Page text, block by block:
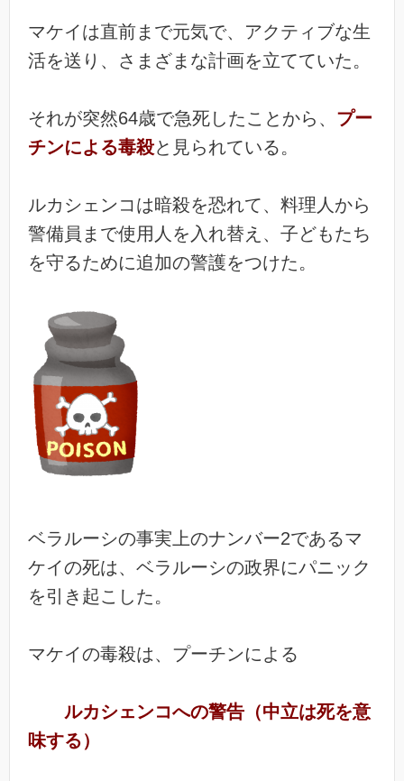
マケイは直前まで元気で、アクティブな生
活を送り、さまざまな計画を立てていた。
それが突然64歳で急死したことから、 プー
チンによる毒殺と見られている。
ルカシェンコは暗殺を恐れて、料理人から
警備員まで使用人を入れ替え、子どもたち
を守るために追加の警護をつけた。
ベラルーシの事実上のナンバー2であるマ
ケイの死は、ベラルーシの政界にパニック
を引き起こした。
マケイの毒殺は、プーチンによる
ルカシェンコへの警告（中立は死を意
味する）